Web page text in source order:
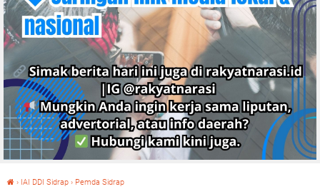
› IAI DDI Sidrap › Pemda Sidrap